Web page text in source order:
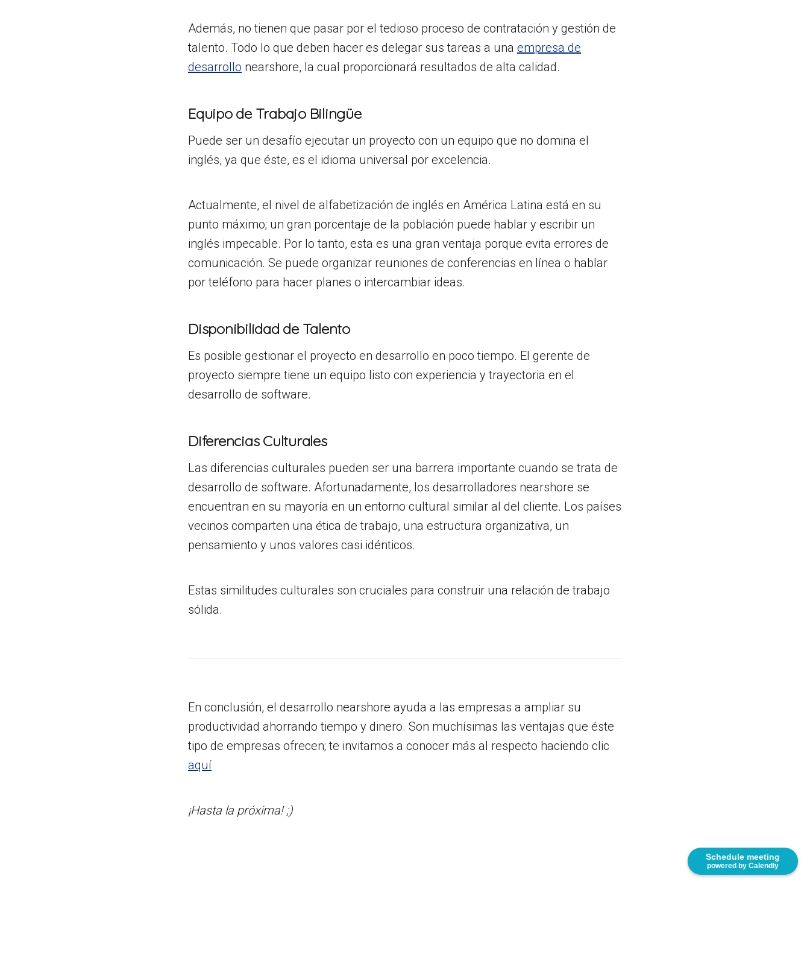
Schedule meeting
powered by Calendly
Además, no tienen que pasar por el tedioso proceso de contratación y gestión de
talento. Todo lo que deben hacer es delegar sus tareas a una empresa de
desarrollo nearshore, la cual proporcionará resultados de alta calidad.
Equipo de Trabajo Bilingüe
Puede ser un desafío ejecutar un proyecto con un equipo que no domina el
inglés, ya que éste, es el idioma universal por excelencia.
Actualmente, el nivel de alfabetización de inglés en América Latina está en su
punto máximo; un gran porcentaje de la población puede hablar y escribir un
inglés impecable. Por lo tanto, esta es una gran ventaja porque evita errores de
comunicación. Se puede organizar reuniones de conferencias en línea o hablar
por teléfono para hacer planes o intercambiar ideas.
Disponibilidad de Talento
Es posible gestionar el proyecto en desarrollo en poco tiempo. El gerente de
proyecto siempre tiene un equipo listo con experiencia y trayectoria en el
desarrollo de software.
Diferencias Culturales
Las diferencias culturales pueden ser una barrera importante cuando se trata de
desarrollo de software. Afortunadamente, los desarrolladores nearshore se
encuentran en su mayoría en un entorno cultural similar al del cliente. Los países
vecinos comparten una ética de trabajo, una estructura organizativa, un
pensamiento y unos valores casi idénticos.
Estas similitudes culturales son cruciales para construir una relación de trabajo
sólida.
En conclusión, el desarrollo nearshore ayuda a las empresas a ampliar su
productividad ahorrando tiempo y dinero. Son muchísimas las ventajas que éste
tipo de empresas ofrecen; te invitamos a conocer más al respecto haciendo clic
aquí
¡Hasta la próxima! ;)